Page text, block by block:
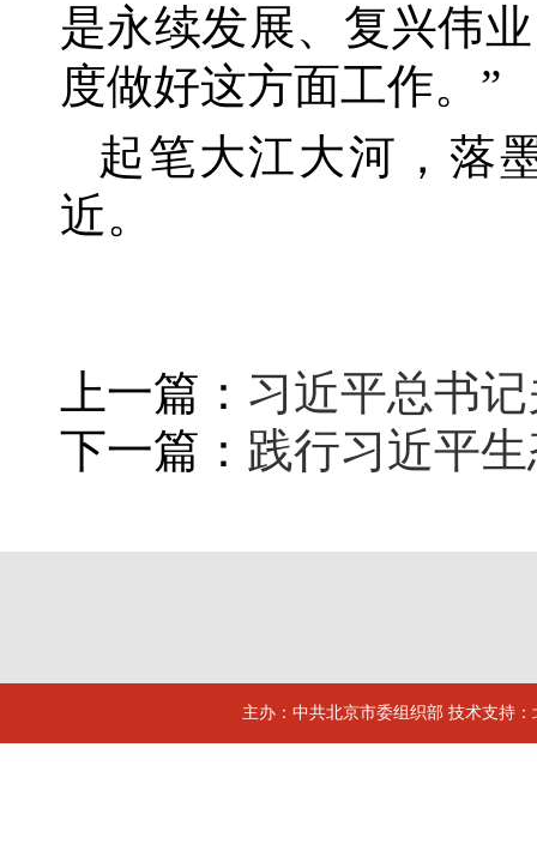
是永续发展、复兴伟
度做好这方面工作。”
起笔大江大河，落
近。
上一篇： 习近平总书
下一篇： 践行习近平
主办：中共北京市委组织部 技术支持